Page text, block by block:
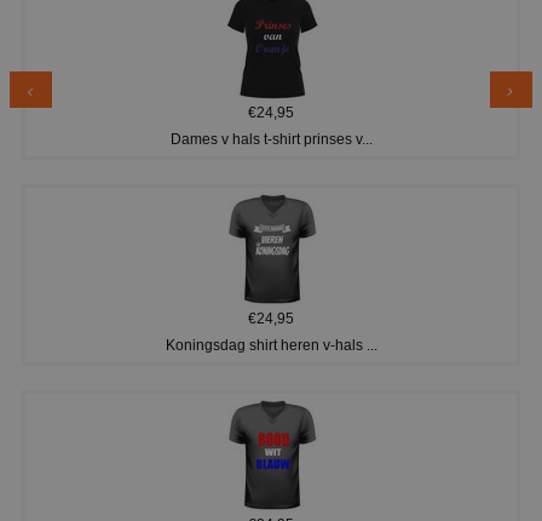
€24,95
Dames v hals t-shirt prinses v...
€24,95
Koningsdag shirt heren v-hals ...